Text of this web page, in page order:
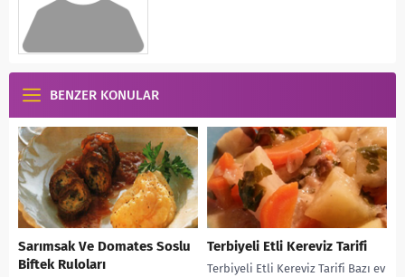
BENZER KONULAR
Sarımsak Ve Domates Soslu
Biftek Ruloları
Terbiyeli Etli Kereviz Tarifi
Terbiyeli Etli Kereviz Tarifi Bazı ev